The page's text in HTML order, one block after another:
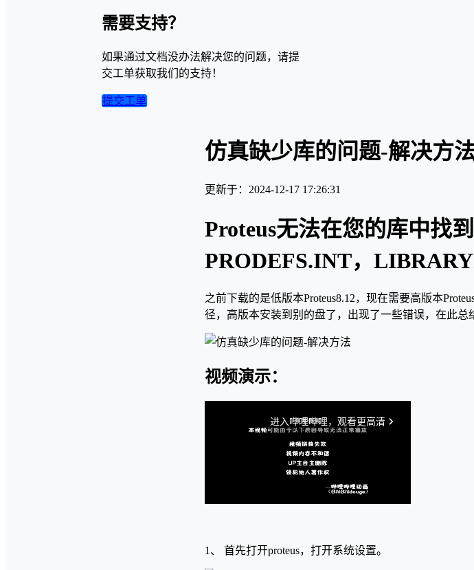
需要支持？
如果通过文档没办法解决您的问题，请提
交工单获取我们的支持！
提交工单
仿真缺少库的问题-解决方
更新于：2024-12-17 17:26:31
Proteus无法在您的库中找
PRODEFS.INT，LIBRARY
之前下载的是低版本Proteus8.12，现在需要高版本
径，高版本安装到别的盘了，出现了一些错误，在此总
视频演示：
1、 首先打开proteus，打开系统设置。